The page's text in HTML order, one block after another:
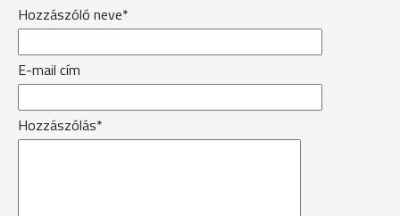
Hozzászóló neve*
E-mail cím
Hozzászólás*